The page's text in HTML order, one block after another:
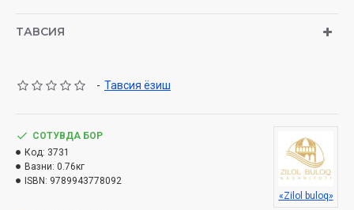
лафз жиҳатидан ажрата олиш ва тиловат асносида бундай
ўхшаш бўлган лафзий муташобиҳ оятларни ажратишнинг
Муаллиф:Гулруҳ Мирзо қизи
ТАВСИЯ
- Тавсия ёзиш
СОТУВДА БОР
Код: 3731
Вазни: 0.76кг
ISBN: 9789943778092
«Zilol buloq»